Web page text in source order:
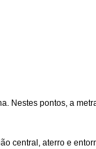
Nestes pontos, a
central, aterro e